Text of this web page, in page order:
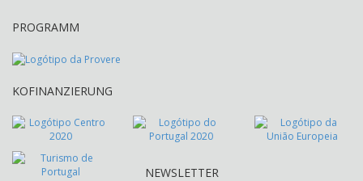
PROGRAMM
KOFINANZIERUNG
NEWSLETTER